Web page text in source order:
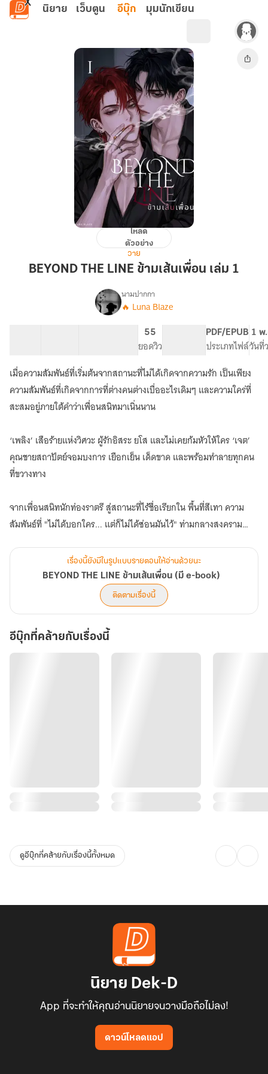
ข้ามไปยังเนื้อหาหลัก
นิยาย เว็บตูน อีบุ๊ก มุมนักเขียน
BEYOND
LINE
เพื่อน
โหลด
ตัวอย่าง
วาย
BEYOND THE LINE ข้ามเส้นเพื่อน เล่ม 1
เรื่องBEYOND
LINE
ข้าม
เส้น
เพื่อน
(มี
e-
book)
นามปากกา
🔥 Luna Blaze
55
ยอดวิว
PDF/EPUB
ประเภทไฟล์
1 พ
วันที่
เมื่อความสัมพันธ์ที่เริ่มต้นจากสถานะที่ไม่ได้เกิดจากความรัก เป็นเพียง
ความสัมพันธ์ที่เกิดจากการที่ต่างคนต่างเบื่ออะไรเดิมๆ และความใคร่ที่
สะสมอยู่ภายใต้คำว่าเพื่อนสนิทมาเนิ่นนาน
‘เพลิง’ เสือร้ายแห่งวิศวะ ผู้รักอิสระ ยโส และไม่เคยก้มหัวให้ใคร ‘เจต’
คุณชายสถาปัตย์จอมบงการ เยือกเย็น เด็ดขาด และพร้อมทำลายทุกคน
ที่ขวางทาง
จากเพื่อนสนิทนักท่องราตรี สู่สถานะที่ไร้ชื่อเรียกใน พื้นที่สีเทา ความ
สัมพันธ์ที่ "ไม่ได้บอกใคร... แต่ก็ไม่ได้ซ่อนมันไว้" ท่ามกลางสงคราม
คนหนึ่งคือ ‘ไฟ’ ที่พร้อมแผดเผา ส่วนอีกคนคือ ‘น้ำแข็ง’ ที่พร้อมจะแช่
แข็งอีกคน ในเกมเดิมพันที่ไม่มีใครยอมเป็นรอง สุดท้ายใครจะเป็นฝ่าย
ถูกครอบครอง?
"มึงว่า... ผู้หญิงคนเมื่อกี้จูบห่วยไหม?" ‘เพลิง’ เอ่ยขึ้นพลางคลายเนกไท
ของชุดนักศึกษาออกอย่างลวกๆ ผิวขาวละเอียดตามฉบับคุณชายมีรอย
"ก็ปกติ... หรือมึงมีมาตรฐานสูงกว่านั้น?" เจตเลิกคิ้ว สายตาคมปลาบ
"กูก็แค่เบื่อว่ะ..." เพลิงวางแก้วลงแล้วโน้มตัวเข้ามาใกล้เจตจนกลิ่น
น้ำหอมราคาแพงผสมกลิ่นวิสกี้ตีรวนอยู่ในอากาศ "กูอยากรู้ว่า... ถ้าเป็น
มึง มึงจะจูบห่วยเหมือนยัยนั่นหรือเปล่า?"
ความเงียบเข้าปกคลุมชั่วขณะ เจตไม่ได้ถอยหนี เขากลับเหยียดรอยยิ้มที่
มาใกล้กว่าเดิม จนหน้าผากชนกัน
"อยากรู้ก็ลองดูสิเพลิง... แต่ขอเตือนนะ กูไม่ถนัดจูบแบบอ่อนโยนซะ
เรื่องนี้ยังมีในรูปแบบรายตอนให้อ่านด้วยนะ
BEYOND THE LINE ข้ามเส้นเพื่อน (มี e-book)
ติดตามเรื่องนี้
อีบุ๊กที่คล้ายกับเรื่องนี้
ดูอีบุ๊กที่คล้ายกับเรื่องนี้ทั้งหมด
นิยาย Dek-D
App ที่จะทำให้คุณอ่านนิยายจนวางมือถือไม่ลง!
ดาวน์โหลดแอป